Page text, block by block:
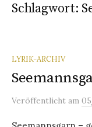
Schlagwort:
LYRIK-ARCHIV
Veröffentlicht am